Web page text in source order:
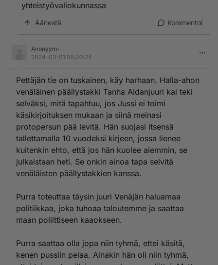
yhteistyövaliokunnassa
Äänestä Kommentoi
Anonyymi
2024-03-01 05:00:24
Pettäjän tie on tuskainen, käy harhaan. Halla-ahon
venäläinen päällystakki Tanha Aidanjuuri kai teki
selväksi, mitä tapahtuu, jos Jussi ei toimi
käsikirjoituksen mukaan ja siinä meinasi
protopersun pää levitä. Hän suojasi itsensä
tallettamalla 10 vuodeksi kirjeen, jossa lienee
kuitenkin ehto, että jos hän kuolee aiemmin, se
julkaistaan heti. Se onkin ainoa tapa selvitä
venäläisten päällystakkien kanssa.
Purra toteuttaa täysin juuri Venäjän haluamaa
politiikkaa, joka tuhoaa taloutemme ja saattaa
maan poliittiseen kaaokseen.
Purra saattaa olla jopa niin tyhmä, ettei käsitä,
kenen pussiin pelaa. Ainakin hän oli niin tyhmä,